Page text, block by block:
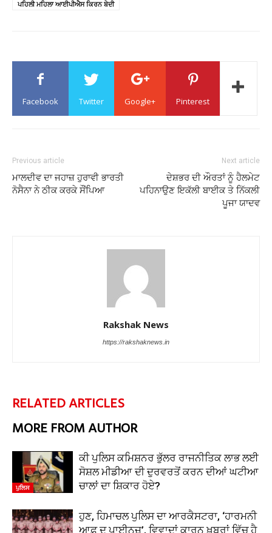
ਪਹਿਲੀ ਮਹਿਲਾ ਆਈਪੀਐਸ ਕਿਰਨ ਬੇਦੀ
Facebook Twitter Google+ Pinterest
Previous article
ਮਾਲਦੀਵ ਦਾ ਜਹਾਜ਼ ਹੁਰਾਵੀ ਭਾਰਤੀ
ਨੋਸੈਨਾ ਨੇ ਠੀਕ ਕਰਕੇ ਸੌਂਪਿਆ
Next article
ਦੇਸ਼ਭਰ ਦੀ ਔਰਤਾਂ ਨੂੰ ਹੈਲਮੇਟ
ਪਹਿਨਾਉਣ ਇਕੱਲੀ ਬਾਈਕ ਤੇ ਨਿੱਕਲੀ
ਪੂਜਾ ਯਾਦਵ
Rakshak News
https://rakshaknews.in
RELATED ARTICLES
MORE FROM AUTHOR
ਪੁਲਿਸ
ਕੀ ਪੁਲਿਸ ਕਮਿਸ਼ਨਰ ਭੁੱਲਰ ਰਾਜਨੀਤਿਕ ਲਾਭ ਲਈ
ਸੋਸ਼ਲ ਮੀਡੀਆ ਦੀ ਦੁਰਵਰਤੋਂ ਕਰਨ ਦੀਆਂ ਘਟੀਆ
ਚਾਲਾਂ ਦਾ ਸ਼ਿਕਾਰ ਹੋਏ?
ਹੁਣ, ਹਿਮਾਚਲ ਪੁਲਿਸ ਦਾ ਆਰਕੈਸਟਰਾ, ‘ਹਾਰਮਨੀ
ਆਫ਼ ਦ ਪਾਈਨਜ਼’, ਵਿਵਾਦਾਂ ਕਾਰਨ ਖ਼ਬਰਾਂ ਵਿੱਚ ਹੈ